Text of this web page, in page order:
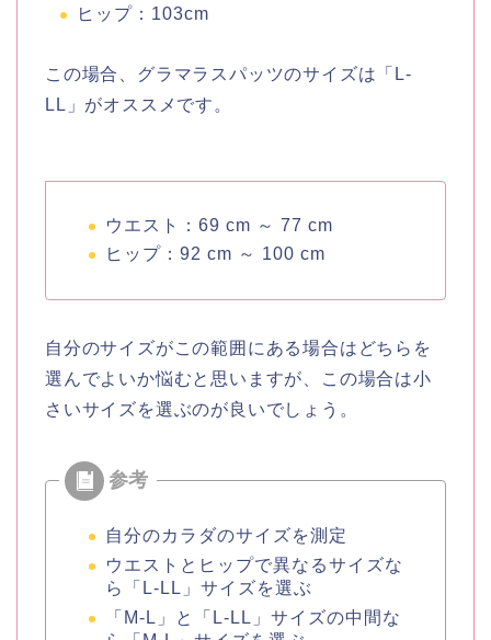
ヒップ：103cm
この場合、グラマラスパッツのサイズは「L-
LL」がオススメです。
ウエスト：69 cm ～ 77 cm
ヒップ：92 cm ～ 100 cm
自分のサイズがこの範囲にある場合はどちらを
選んでよいか悩むと思いますが、この場合は小
さいサイズを選ぶのが良いでしょう。
自分のカラダのサイズを測定
ウエストとヒップで異なるサイズな
ら「L-LL」サイズを選ぶ
「M-L」と「L-LL」サイズの中間な